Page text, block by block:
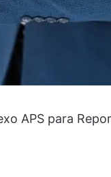
APS para